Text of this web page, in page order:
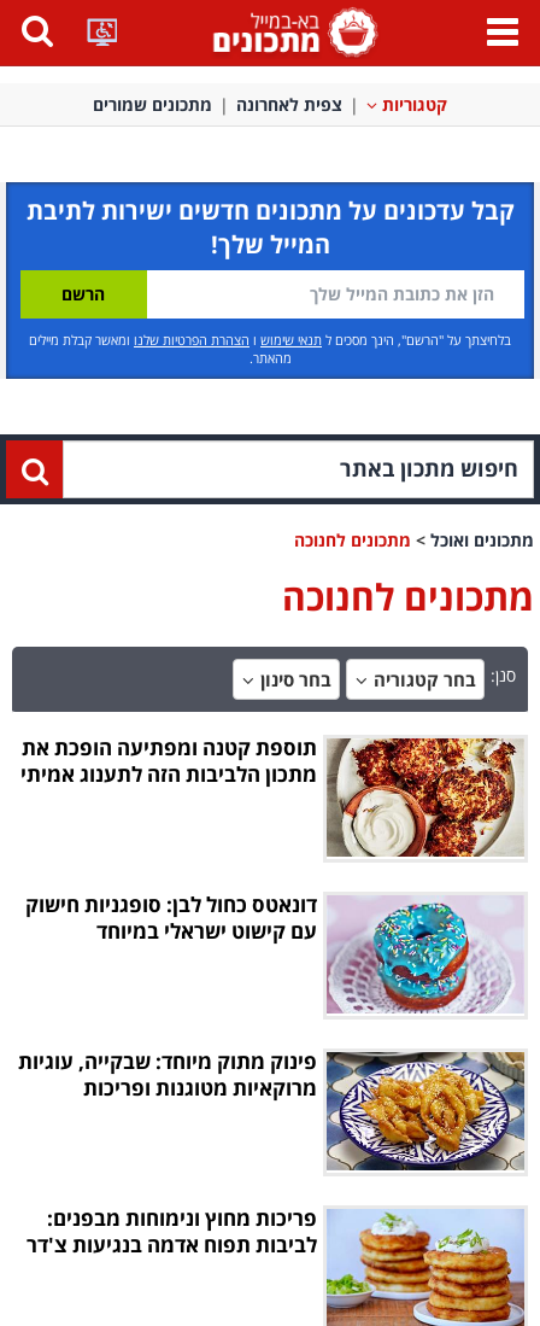
פתח
תפריט
קטגוריות צפית לאחרונה מתכונים שמורים
קבל עדכונים על מתכונים חדשים ישירות לתיבת
המייל שלך!
בלחיצתך על "הרשם", הינך מסכים ל תנאי שימוש ו הצהרת הפרטיות שלנו ומאשר קבלת מיילים
מהאתר.
מתכונים ואוכל > מתכונים לחנוכה
מתכונים לחנוכה
סנן: בחר קטגוריה בחר סינון
תוספת קטנה ומפתיעה הופכת את
מתכון הלביבות הזה לתענוג אמיתי
דונאטס כחול לבן: סופגניות חישוק
עם קישוט ישראלי במיוחד
פינוק מתוק מיוחד: שבקייה, עוגיות
מרוקאיות מטוגנות ופריכות
פריכות מחוץ ונימוחות מבפנים:
לביבות תפוח אדמה בנגיעות צ'דר